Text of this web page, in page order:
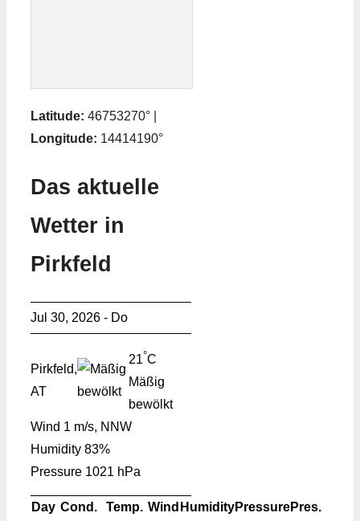
Latitude: 46753270° |
Longitude: 14414190°
Das aktuelle
Wetter in
Pirkfeld
Jul 30, 2026 - Do
Pirkfeld,
AT
21°C
Mäßig
bewölkt
Wind 1 m/s, NNW
Humidity 83%
Pressure 1021 hPa
Day Cond. Temp. Wind HumidityPressurePres.